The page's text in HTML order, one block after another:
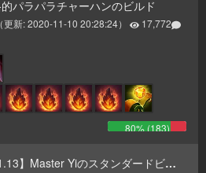
パラパラチャーハンのビルド
（更新:2020-11-10 20:28:24）
17,772
80% (183)
】Master Yiのスタンダードビルド